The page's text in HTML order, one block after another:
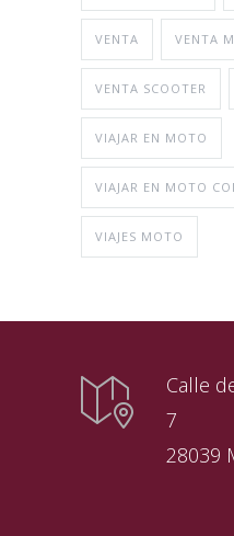
VENTA VENTA
VENTA SCOOTER
VIAJAR EN MOTO
VIAJAR EN MOTO
VIAJES MOTO
Calle
7
28039